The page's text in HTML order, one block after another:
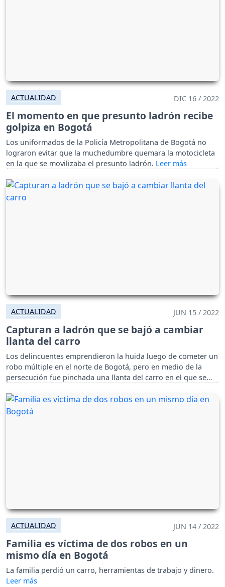
ACTUALIDAD DIC 16 / 2022
El momento en que presunto ladrón recibe
golpiza en Bogotá
Los uniformados de la Policía Metropolitana de Bogotá no
lograron evitar que la muchedumbre quemara la motocicleta
en la que se movilizaba el presunto ladrón.
ACTUALIDAD JUN 15 / 2022
Capturan a ladrón que se bajó a cambiar
llanta del carro
Los delincuentes emprendieron la huida luego de cometer un
robo múltiple en el norte de Bogotá, pero en medio de la
persecución fue pinchada una llanta del carro en el que se
ACTUALIDAD JUN 14 / 2022
Familia es víctima de dos robos en un
mismo día en Bogotá
La familia perdió un carro, herramientas de trabajo y dinero.